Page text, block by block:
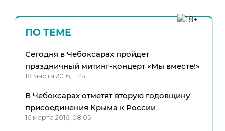
ПО ТЕМЕ
Сегодня в Чебоксарах пройдет
праздничный митинг-концерт «Мы вместе!»
18 марта 2016, 11:24
В Чебоксарах отметят вторую годовщину
присоединения Крыма к России
16 марта 2016, 08:05